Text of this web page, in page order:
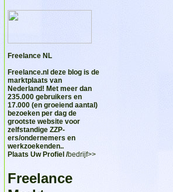
Freelance NL
Freelance.nl deze blog is de
marktplaats van
Nederland! Met meer dan
235.000 gebruikers en
17.000 (en groeiend aantal)
bezoeken per dag de
grootste website voor
zelfstandige ZZP-
ers/ondernemers en
werkzoekenden..
Plaats Uw Profiel /bedrijf>>
Freelance